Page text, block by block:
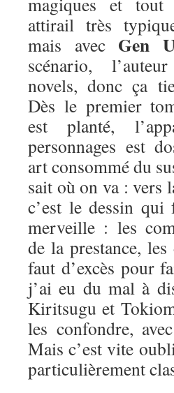
attirail très
mais avec Gen
scénario,
novels, donc ça
Dès le premier
est planté,
personnages est
art consommé du
sait où on va : vers
c’est le dessin qui
merveille : les
de la prestance,
faut d’excès pour
j’ai eu du mal à
Kiritsugu et
les confondre,
Mais c’est vite
particulièrement